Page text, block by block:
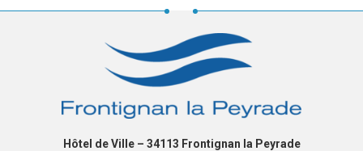
Hôtel de Ville – 34113 Frontignan la Peyrade